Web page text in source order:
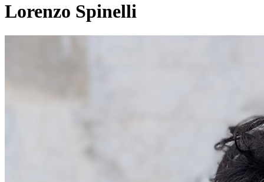
Lorenzo Spinelli